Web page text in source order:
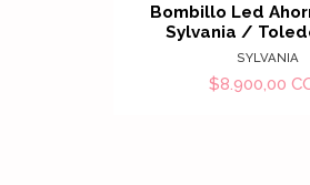
Bombillo Led
Sylvania /
SYLVANIA
$8.900,00